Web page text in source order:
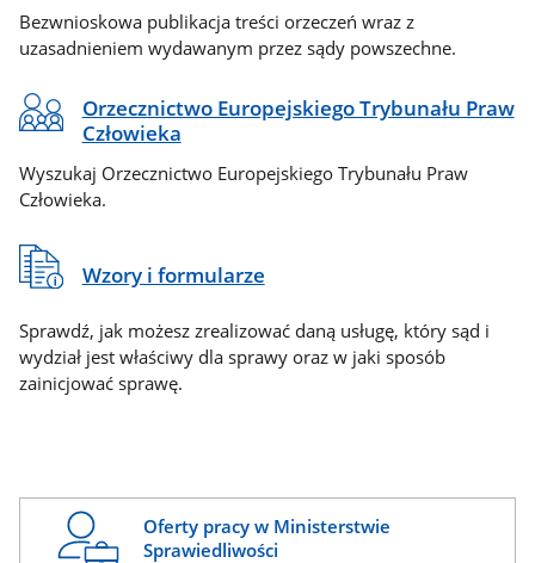
Bezwnioskowa publikacja treści orzeczeń wraz z
uzasadnieniem wydawanym przez sądy powszechne.
Orzecznictwo Europejskiego Trybunału Praw
Człowieka
Wyszukaj Orzecznictwo Europejskiego Trybunału Praw
Człowieka.
Wzory i formularze
Sprawdź, jak możesz zrealizować daną usługę, który sąd i
wydział jest właściwy dla sprawy oraz w jaki sposób
zainicjować sprawę.
Oferty pracy w Ministerstwie
Sprawiedliwości